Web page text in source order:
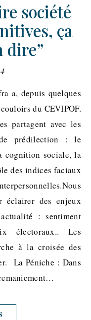
société
ça
dire”
du CEVIPOF.
partagent avec les
prédilection : le
cognition sociale, la
des indices faciaux
éclairer des enjeux
: sentiment
électoraux.. Les
à la croisée des
La Péniche : Dans